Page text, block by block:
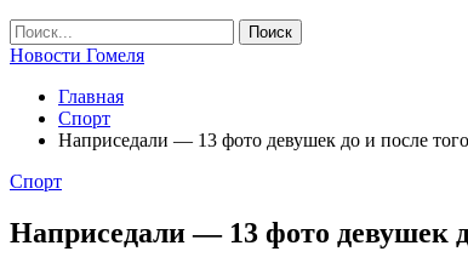
Новости Гомеля
Главная
Спорт
Наприседали — 13 фото девушек до и после
Спорт
Наприседали — 13 фото девушек